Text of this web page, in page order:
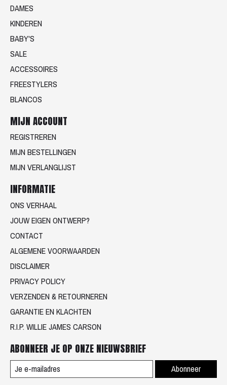
DAMES
KINDEREN
BABY'S
SALE
ACCESSOIRES
FREESTYLERS
BLANCOS
MIJN ACCOUNT
REGISTREREN
MIJN BESTELLINGEN
MIJN VERLANGLIJST
INFORMATIE
ONS VERHAAL
JOUW EIGEN ONTWERP?
CONTACT
ALGEMENE VOORWAARDEN
DISCLAIMER
PRIVACY POLICY
VERZENDEN & RETOURNEREN
GARANTIE EN KLACHTEN
R.I.P. WILLIE JAMES CARSON
ABONNEER JE OP ONZE NIEUWSBRIEF
Abonneer